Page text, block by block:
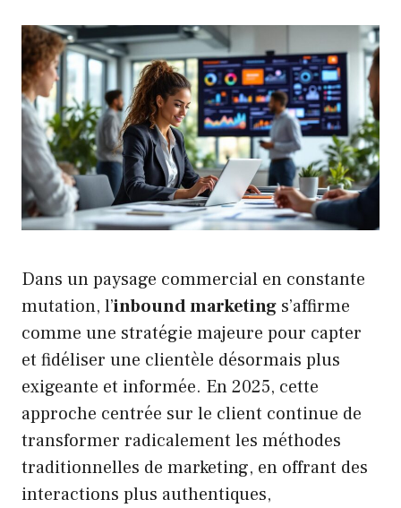
Dans un paysage commercial en constante
mutation, l’inbound marketing s’affirme
comme une stratégie majeure pour capter
et fidéliser une clientèle désormais plus
exigeante et informée. En 2025, cette
approche centrée sur le client continue de
transformer radicalement les méthodes
traditionnelles de marketing, en offrant des
interactions plus authentiques,